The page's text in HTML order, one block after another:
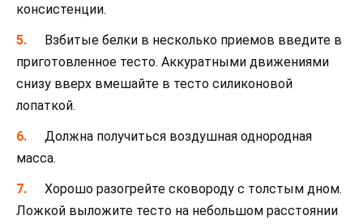
консистенции.
Взбитые белки в несколько приемов введите в
приготовленное тесто. Аккуратными движениями
снизу вверх вмешайте в тесто силиконовой
лопаткой.
Должна получиться воздушная однородная
масса.
Хорошо разогрейте сковороду с толстым дном.
Ложкой выложите тесто на небольшом расстоянии